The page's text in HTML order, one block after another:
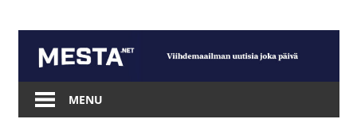
content
Mesta.net
MENU